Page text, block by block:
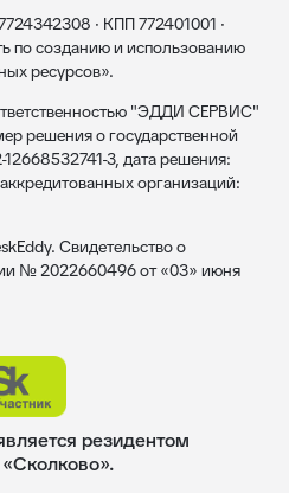
· КПП 772401001 ·
по созданию и использованию
ресурсов».
"ЭДДИ СЕРВИС"
решения о государственной
3, дата решения:
организаций:
Свидетельство о
№ 2022660496 от «03» июня
резидентом